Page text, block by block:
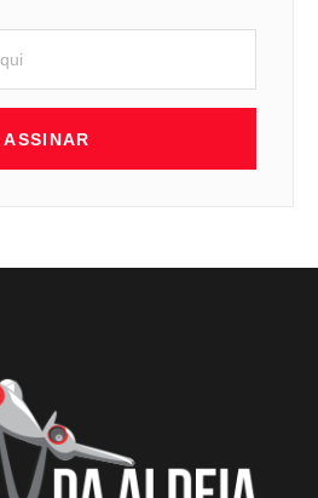
ASSINAR